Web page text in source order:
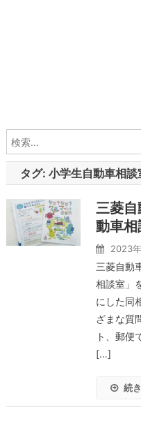
タグ: 小学生自動車相談
三菱
動車
2023
三菱自動
相談室」
にした同
ざまな質
ト、郵便
[…]
続